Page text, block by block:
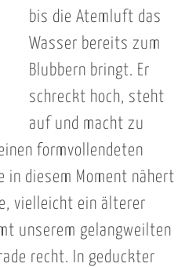
bis die Atemluft das
Wasser bereits zum
Blubbern bringt. Er
schreckt hoch, steht
auf und macht zu
formvollendeten
in diesem Moment nähert
vielleicht ein älterer
unserem gelangweilten
recht. In geduckter